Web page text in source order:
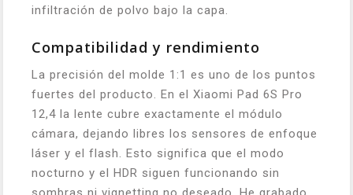
infiltración de polvo bajo la capa.
Compatibilidad y rendimiento
La precisión del molde 1:1 es uno de los puntos
fuertes del producto. En el Xiaomi Pad 6S Pro
12,4 la lente cubre exactamente el módulo
cámara, dejando libres los sensores de enfoque
láser y el flash. Esto significa que el modo
nocturno y el HDR siguen funcionando sin